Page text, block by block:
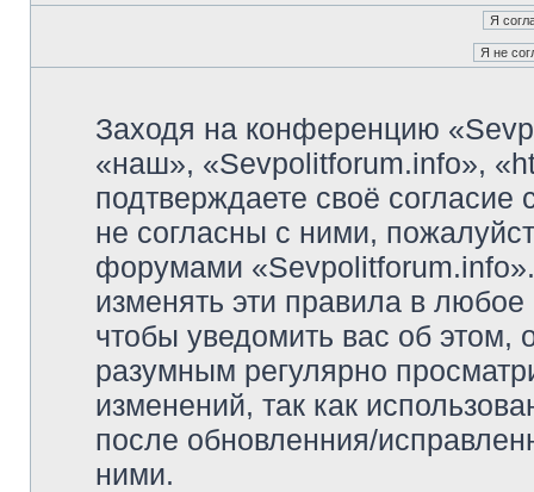
Заходя на конференцию
«наш», «Sevpolitforum.info»,
подтверждаете своё
не согласны с ними,
форумами
изменять эти правила в
чтобы уведомить вас об
разумным регулярно
изменений, так как
после обновленния/
ними.